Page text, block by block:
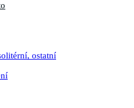
ostatní